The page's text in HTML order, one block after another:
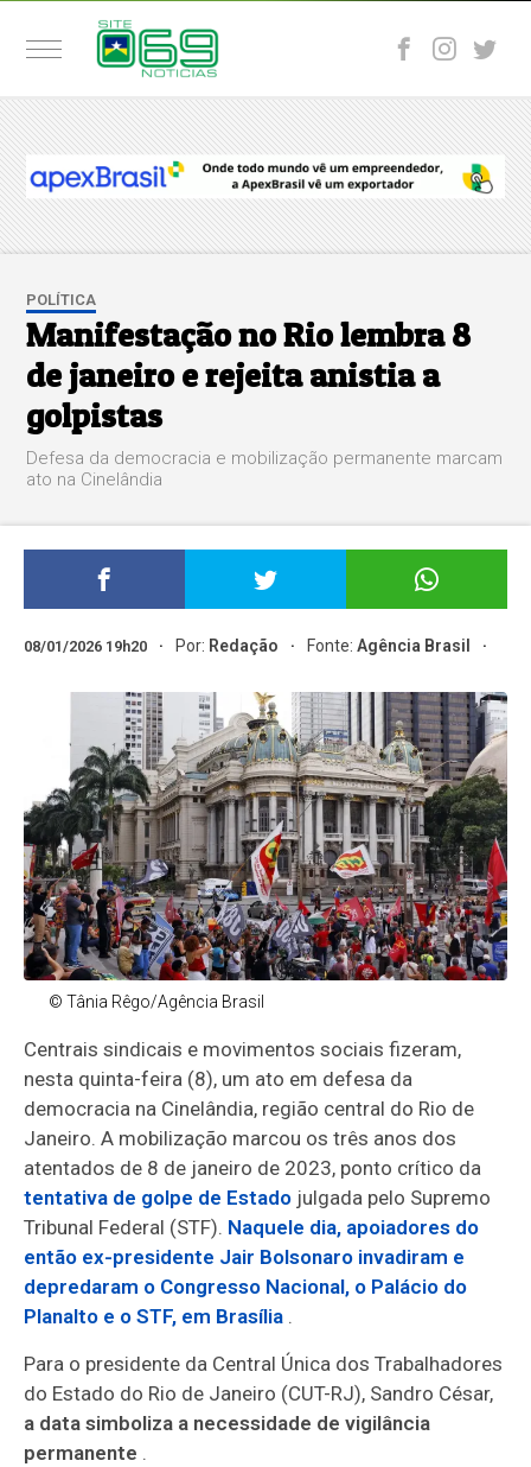
POLÍTICA
Manifestação no Rio lembra 8
de janeiro e rejeita anistia a
golpistas
Defesa da democracia e mobilização permanente marcam
ato na Cinelândia
08/01/2026 19h20 Por: Redação Fonte:Agência Brasil
© Tânia Rêgo/Agência Brasil
Centrais sindicais e movimentos sociais fizeram,
nesta quinta-feira (8), um ato em defesa da
democracia na Cinelândia, região central do Rio de
Janeiro. A mobilização marcou os três anos dos
atentados de 8 de janeiro de 2023, ponto crítico da
tentativa de golpe de Estado julgada pelo Supremo
Tribunal Federal (STF). Naquele dia, apoiadores do
então ex-presidente Jair Bolsonaro invadiram e
depredaram o Congresso Nacional, o Palácio do
Planalto e o STF, em Brasília .
Para o presidente da Central Única dos Trabalhadores
do Estado do Rio de Janeiro (CUT-RJ), Sandro César,
a data simboliza a necessidade de vigilância
permanente .